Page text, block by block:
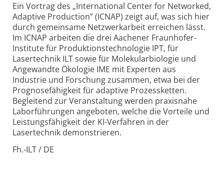
Ein Vortrag des „International Center for Networked,
Adaptive Production” (ICNAP) zeigt auf, was sich hier
durch gemeinsame Netzwerkarbeit erreichen lässt.
Im ICNAP arbeiten die drei Aachener Fraunhofer-
Institute für Produktions­technologie IPT, für
Lasertechnik ILT sowie für Molekular­biologie und
Angewandte Ökologie IME mit Experten aus
Industrie und Forschung zusammen, etwa bei der
Prognose­fähigkeit für adaptive Prozessketten.
Begleitend zur Veranstaltung werden praxisnahe
Labor­führungen angeboten, welche die Vorteile und
Leistungs­fähigkeit der KI-Verfahren in der
Lasertechnik demonstrieren.
Fh.-ILT / DE